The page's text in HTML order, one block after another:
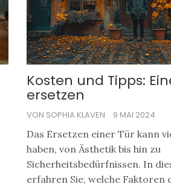
Kosten und Tipps:
ersetzen
VON SOPHIA KLAVEN 9 MAI 2024
Das Ersetzen einer Tür kann
haben, von Ästhetik bis hin zu
Sicherheitsbedürfnissen. In
erfahren Sie, welche Faktoren